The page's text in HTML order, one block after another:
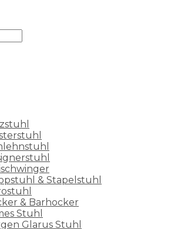
& Stapelstuhl
& Barhocker
Stuhl
Glarus Stuhl